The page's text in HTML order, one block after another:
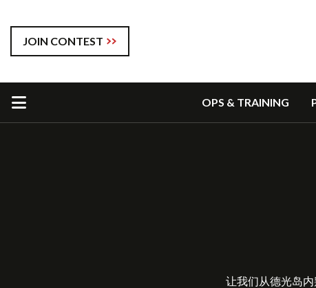
JOIN CONTEST
OPS & TRAINING
让我们从德光岛